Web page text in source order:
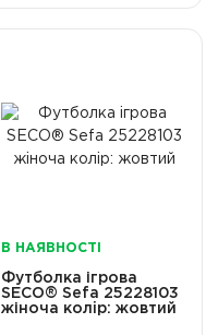
В НАЯВНОСТІ
Футболка ігрова
SECO® Sefa 25228103
жіноча колiр: жовтий